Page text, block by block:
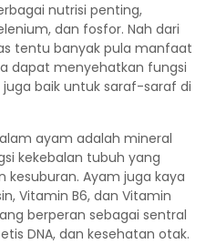
nutrisi penting,
dan fosfor. Nah dari
tentu banyak pula manfaat
dapat menyehatkan fungsi
baik untuk saraf-saraf di
ayam adalah mineral
kekebalan tubuh yang
kesuburan. Ayam juga kaya
Vitamin B6, dan Vitamin
berperan sebagai sentral
DNA, dan kesehatan otak.